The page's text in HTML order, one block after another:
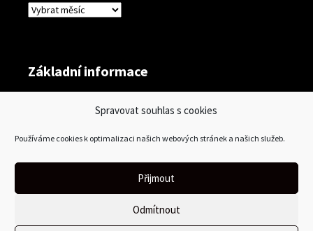
Spravovat souhlas s cookies
Používáme cookies k optimalizaci našich webových stránek a našich služeb.
Přijmout
Odmítnout
Archivy
Základní informace
Zdroj kanálů (příspěvky)
Kanál komentářů
Česká lokalizace